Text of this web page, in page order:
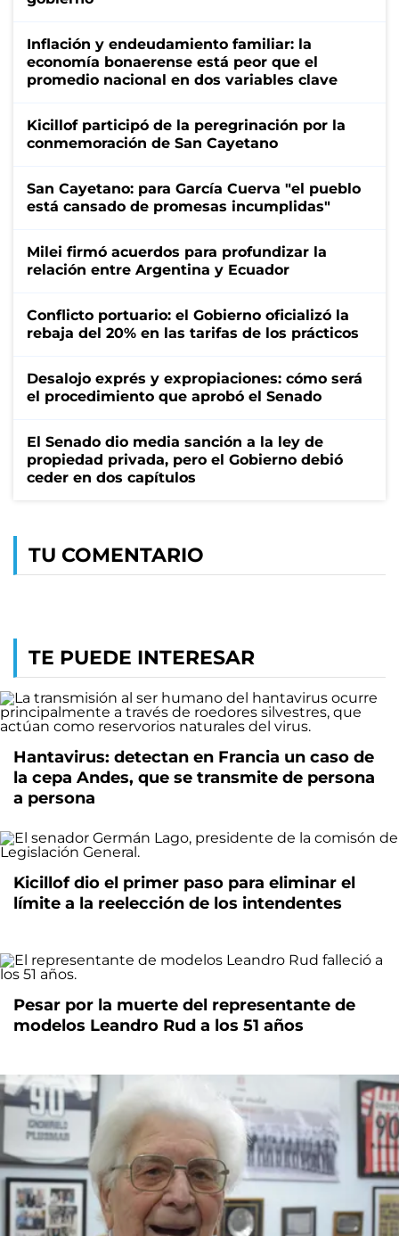
Inflación y endeudamiento familiar: la
economía bonaerense está peor que el
promedio nacional en dos variables clave
Kicillof participó de la peregrinación por la
conmemoración de San Cayetano
San Cayetano: para García Cuerva "el pueblo
está cansado de promesas incumplidas"
Milei firmó acuerdos para profundizar la
relación entre Argentina y Ecuador
Conflicto portuario: el Gobierno oficializó la
rebaja del 20% en las tarifas de los prácticos
Desalojo exprés y expropiaciones: cómo será
el procedimiento que aprobó el Senado
El Senado dio media sanción a la ley de
propiedad privada, pero el Gobierno debió
ceder en dos capítulos
TU COMENTARIO
TE PUEDE INTERESAR
Hantavirus: detectan en Francia un caso de
la cepa Andes, que se transmite de persona
a persona
Kicillof dio el primer paso para eliminar el
límite a la reelección de los intendentes
Pesar por la muerte del representante de
modelos Leandro Rud a los 51 años